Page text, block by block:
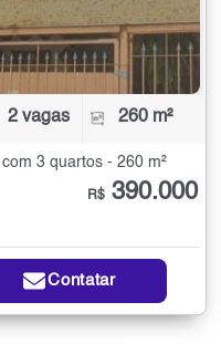
2 vagas 260 m²
3 quartos - 260 m²
R$ 390.000
Contatar